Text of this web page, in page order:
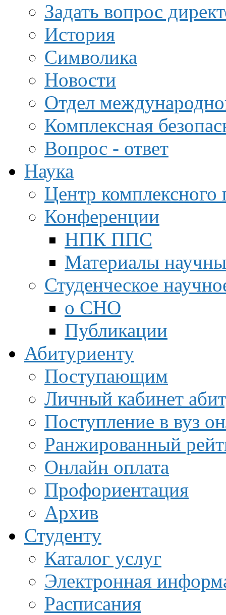
Задать вопрос
История
Символика
Новости
Отдел
Комплексная
Вопрос - ответ
Наука
Центр
Конференции
НПК ППС
Материалы
Студенческое
о СНО
Публикации
Абитуриенту
Поступающим
Личный кабинет
Поступление в вуз
Ранжированный
Онлайн оплата
Профориентация
Архив
Студенту
Каталог услуг
Электронная
Расписания